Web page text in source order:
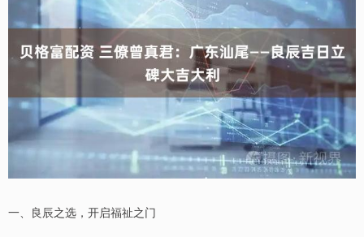
一、良辰之选，开启福祉之门